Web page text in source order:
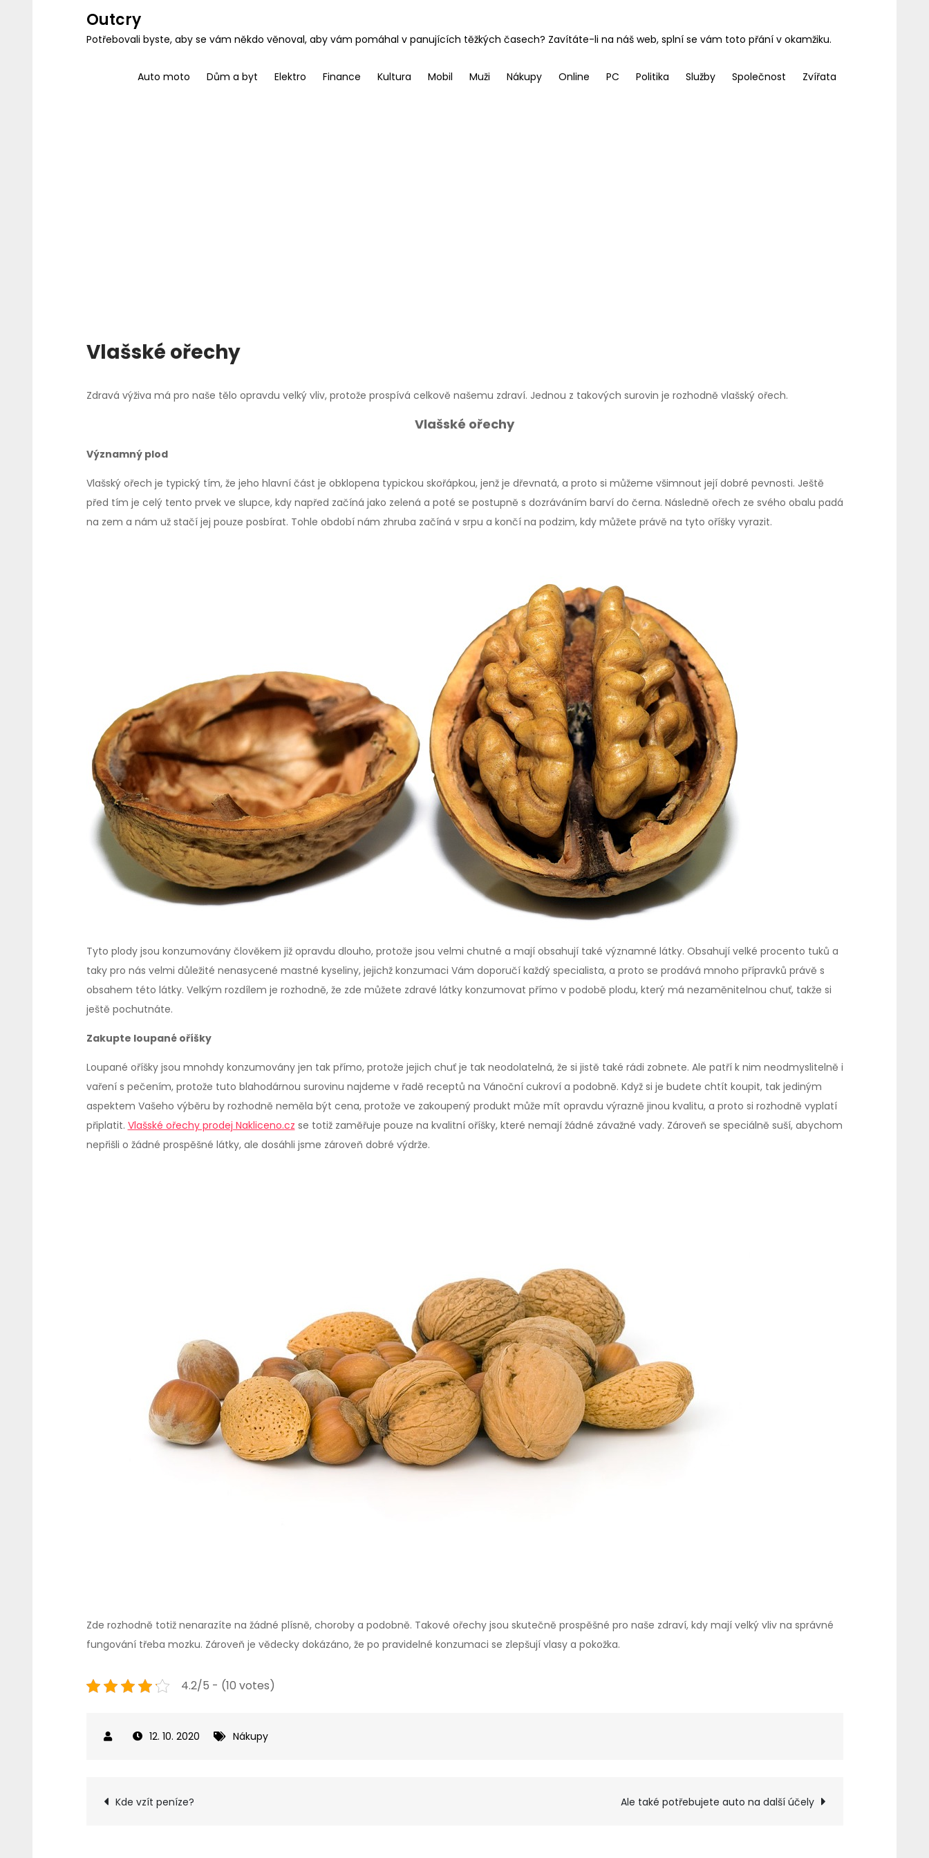
Outcry
Potřebovali byste, aby se vám někdo věnoval, aby vám pomáhal v panujících těžkých časech? Zavítáte-li na náš web, splní se vám toto přání v okamžiku.
Auto moto Dům a byt Elektro Finance Kultura Mobil Muži Nákupy Online PC Politika Služby Společnost Zvířata
Vlašské ořechy
Zdravá výživa má pro naše tělo opravdu velký vliv, protože prospívá celkově našemu zdraví. Jednou z takových surovin je rozhodně vlašský ořech.
Vlašské ořechy
Významný plod
Vlašský ořech je typický tím, že jeho hlavní část je obklopena typickou skořápkou, jenž je dřevnatá, a proto si můžeme všimnout její dobré pevnosti. Ještě
před tím je celý tento prvek ve slupce, kdy napřed začíná jako zelená a poté se postupně s dozráváním barví do černa. Následně ořech ze svého obalu padá
na zem a nám už stačí jej pouze posbírat. Tohle období nám zhruba začíná v srpu a končí na podzim, kdy můžete právě na tyto oříšky vyrazit.
Tyto plody jsou konzumovány člověkem již opravdu dlouho, protože jsou velmi chutné a mají obsahují také významné látky. Obsahují velké procento tuků a
taky pro nás velmi důležité nenasycené mastné kyseliny, jejichž konzumaci Vám doporučí každý specialista, a proto se prodává mnoho přípravků právě s
obsahem této látky. Velkým rozdílem je rozhodně, že zde můžete zdravé látky konzumovat přímo v podobě plodu, který má nezaměnitelnou chuť, takže si
ještě pochutnáte.
Zakupte loupané oříšky
Loupané oříšky jsou mnohdy konzumovány jen tak přímo, protože jejich chuť je tak neodolatelná, že si jistě také rádi zobnete. Ale patří k nim neodmyslitelně i
vaření s pečením, protože tuto blahodárnou surovinu najdeme v řadě receptů na Vánoční cukroví a podobně. Když si je budete chtít koupit, tak jediným
aspektem Vašeho výběru by rozhodně neměla být cena, protože ve zakoupený produkt může mít opravdu výrazně jinou kvalitu, a proto si rozhodně vyplatí
připlatit. Vlašské ořechy prodej Nakliceno.cz se totiž zaměřuje pouze na kvalitní oříšky, které nemají žádné závažné vady. Zároveň se speciálně suší, abychom
nepřišli o žádné prospěšné látky, ale dosáhli jsme zároveň dobré výdrže.
Zde rozhodně totiž nenarazíte na žádné plísně, choroby a podobně. Takové ořechy jsou skutečně prospěšné pro naše zdraví, kdy mají velký vliv na správné
fungování třeba mozku. Zároveň je vědecky dokázáno, že po pravidelné konzumaci se zlepšují vlasy a pokožka.
4.2/5 - (10 votes)
12. 10. 2020 Nákupy
Navigace
Kde vzít peníze? Ale také potřebujete auto na další účely